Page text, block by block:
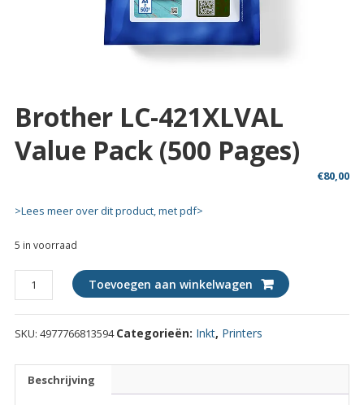
Brother LC-421XLVAL
Value Pack (500 Pages)
€80,00
>Lees meer over dit product, met pdf>
5 in voorraad
Brother
LC-
421XLVAL
Value
Toevoegen aan winkelwagen
SKU: 4977766813594 Categorieën: Inkt, Printers
Beschrijving